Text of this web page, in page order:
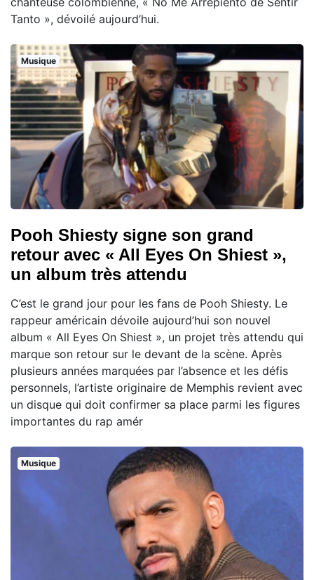
Tanto », dévoilé aujourd’hui.
Musique
Pooh Shiesty signe son grand
retour avec « All Eyes On Shiest »,
un album très attendu
C’est le grand jour pour les fans de Pooh Shiesty. Le
rappeur américain dévoile aujourd’hui son nouvel
album « All Eyes On Shiest », un projet très attendu qui
marque son retour sur le devant de la scène. Après
plusieurs années marquées par l’absence et les défis
personnels, l’artiste originaire de Memphis revient avec
un disque qui doit confirmer sa place parmi les figures
importantes du rap amér
Musique